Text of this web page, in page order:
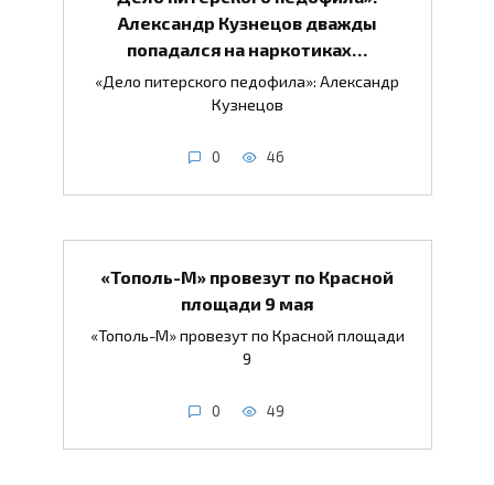
Александр Кузнецов дважды
попадался на наркотиках…
«Дело питерского педофила»: Александр
Кузнецов
0 46
«Тополь-М» провезут по Красной
площади 9 мая
«Тополь-М» провезут по Красной площади
9
0 49